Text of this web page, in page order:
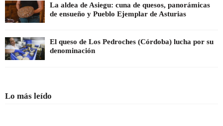
La aldea de Asiegu: cuna de quesos, panorámicas
de ensueño y Pueblo Ejemplar de Asturias
El queso de Los Pedroches (Córdoba) lucha por su
denominación
Lo más leído